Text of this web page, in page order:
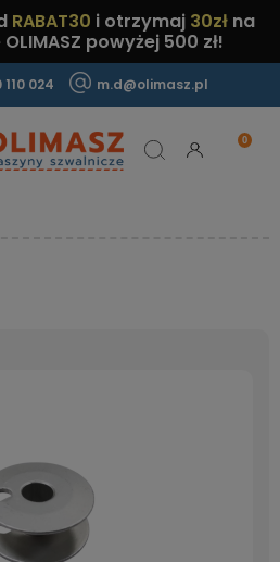
RABAT30 i otrzymaj 30złna
powyżej 500 zł!
024 m.d@olimasz.pl